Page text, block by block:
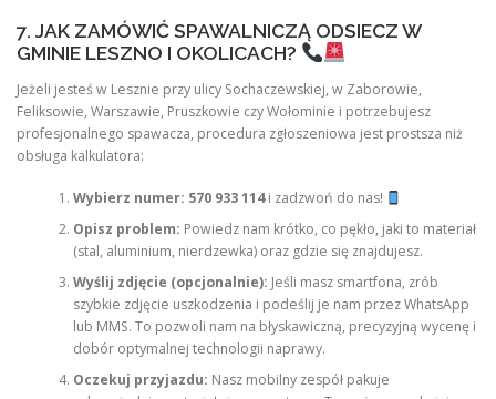
7. JAK ZAMÓWIĆ SPAWALNICZĄ ODSIECZ W
GMINIE LESZNO I OKOLICACH?
Jeżeli jesteś w Lesznie przy ulicy Sochaczewskiej, w Zaborowie,
Feliksowie, Warszawie, Pruszkowie czy Wołominie i potrzebujesz
profesjonalnego spawacza, procedura zgłoszeniowa jest prostsza niż
obsługa kalkulatora:
Wybierz numer: 570 933 114i zadzwoń do nas!
Opisz problem: Powiedz nam krótko, co pękło, jaki to materiał
(stal, aluminium, nierdzewka) oraz gdzie się znajdujesz.
Wyślij zdjęcie (opcjonalnie): Jeśli masz smartfona, zrób
szybkie zdjęcie uszkodzenia i podeślij je nam przez WhatsApp
lub MMS. To pozwoli nam na błyskawiczną, precyzyjną wycenę i
dobór optymalnej technologii naprawy.
Oczekuj przyjazdu: Nasz mobilny zespół pakuje